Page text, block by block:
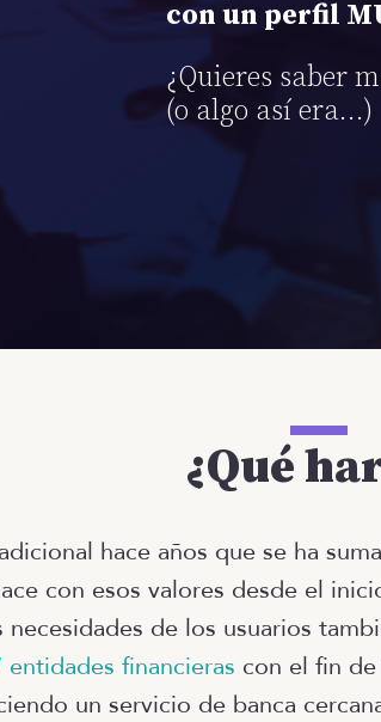
con un perfil
¿Quieres saber
(o algo así era…)
¿Qué
hace años que se ha
con esos valores desde el
necesidades de los usuarios
entidades financieras con el fin
un servicio de banca